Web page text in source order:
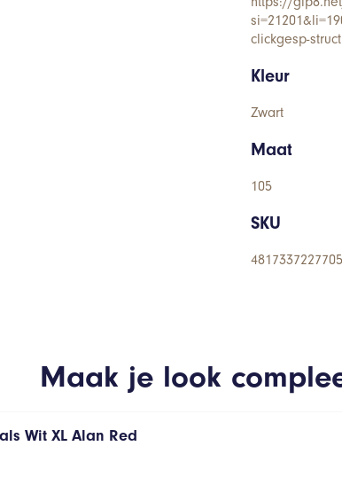
clickgesp-
Kleur
Zwart
Maat
105
SKU
Maak je look
Wit XL Alan Red